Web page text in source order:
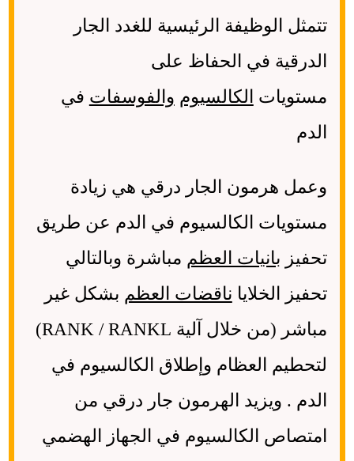
تتمثل الوظيفة الرئيسية للغدد الجار
الدرقية في الحفاظ على
مستويات الكالسيوم والفوسفات في
الدم
وعمل هرمون الجار درقي هي زيادة
مستويات الكالسيوم في الدم عن طريق
تحفيز بانيات العظم مباشرة وبالتالي
تحفيز الخلايا ناقضات العظم بشكل غير
مباشر (من خلال آلية RANK / RANKL)
لتحطيم العظام وإطلاق الكالسيوم في
الدم . ويزيد الهرمون جار درقي من
امتصاص الكالسيوم في الجهاز الهضمي